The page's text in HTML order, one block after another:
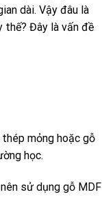
dài. Vậy đâu là
thế? Đây là vấn đề
mỏng hoặc gỗ
học.
sử dụng gỗ MDF